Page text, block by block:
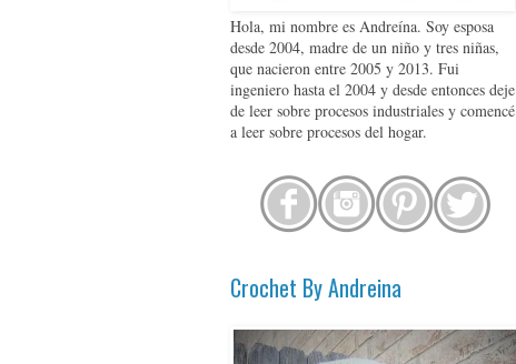
Hola, mi nombre es Andreína. Soy esposa
desde 2004, madre de un niño y tres niñas,
que nacieron entre 2005 y 2013. Fui
ingeniero hasta el 2004 y desde entonces deje
de leer sobre procesos industriales y comencé
a leer sobre procesos del hogar.
Crochet By Andreina